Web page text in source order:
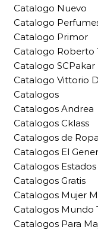
Catalogo Nuevo
Catalogo
Catalogo Primor
Catalogo Roberto
Catalogo SCPakar
Catalogo Vittorio
Catalogos
Catalogos Andrea
Catalogos Cklass
Catalogos de Ropa
Catalogos El
Catalogos
Catalogos Gratis
Catalogos Mujer
Catalogos Mundo
Catalogos Para